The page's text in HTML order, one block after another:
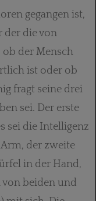
gegangen ist,
der die von
ob der Mensch
ist oder ob
fragt seine drei
sei. Der erste
sei die Intelligenz
der zweite
in der Hand,
beiden und